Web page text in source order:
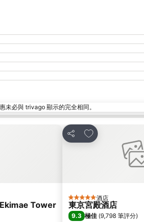
未必與 trivago 顯示的完全相同。
Tower
分享
放到收藏夾
5 星級 酒店
東京宮殿酒店
9.3 極佳 (9,798 筆評分)